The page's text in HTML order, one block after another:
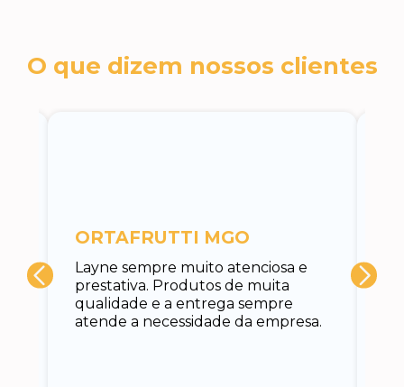
O que dizem nossos clientes
Layne sempre muito atenciosa e
prestativa. Produtos de muita
qualidade e a entrega sempre
atende a necessidade da empresa.
ORTAFRUTTI MGO